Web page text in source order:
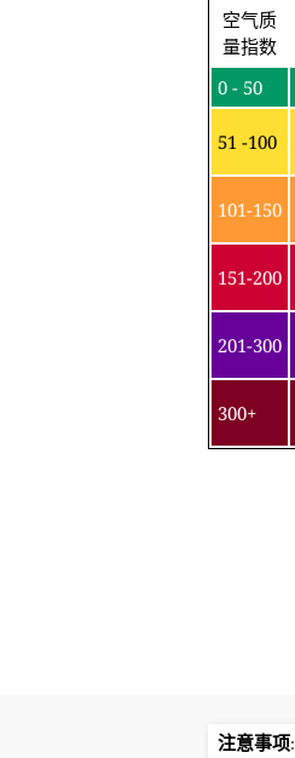
空气质
量指数
0 - 50
51 -100
101-150
151-200
201-300
300+
注意事项